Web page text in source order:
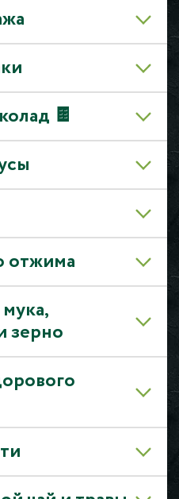
🍫
отжима
зерно